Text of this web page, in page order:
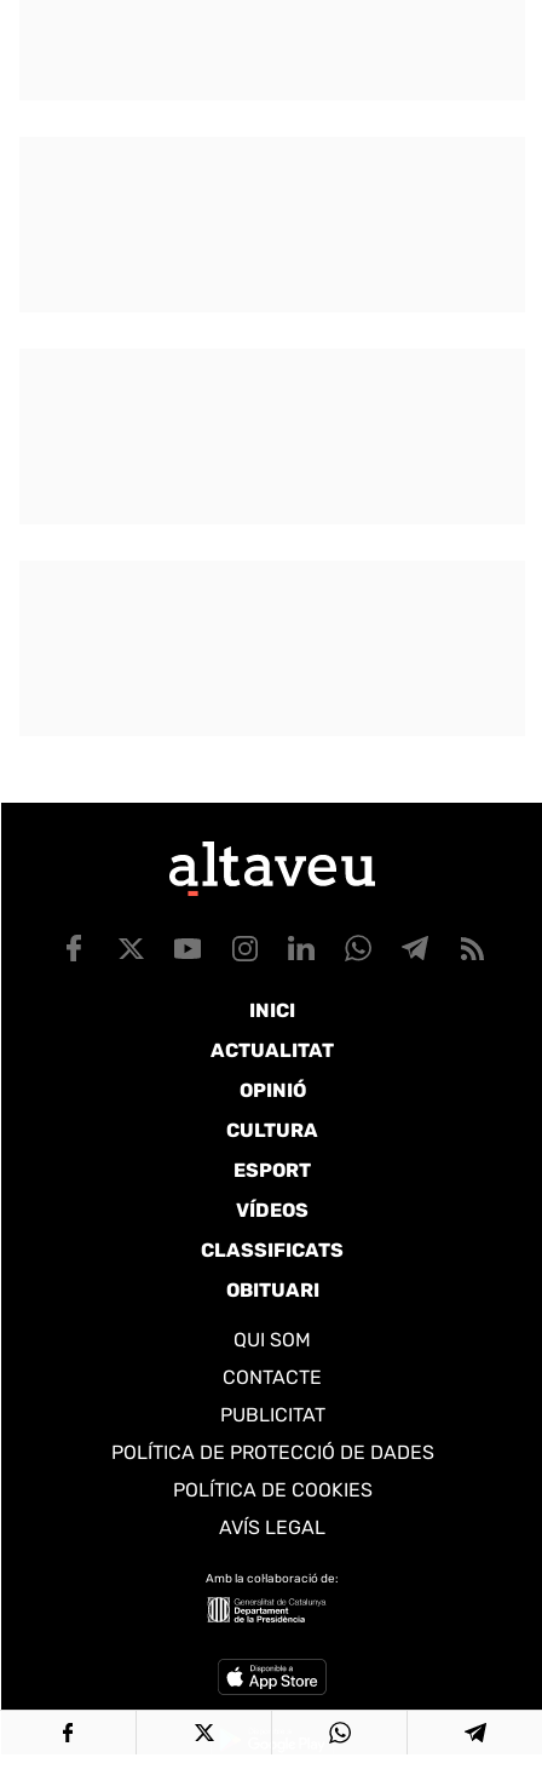
INICI
ACTUALITAT
OPINIÓ
CULTURA
ESPORT
VÍDEOS
CLASSIFICATS
OBITUARI
QUI SOM
CONTACTE
PUBLICITAT
POLÍTICA DE PROTECCIÓ DE DADES
POLÍTICA DE COOKIES
AVÍS LEGAL
Amb la col·laboració de: